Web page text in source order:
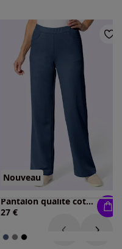
Nouveau
Pantalon qualité côtelée
27 €